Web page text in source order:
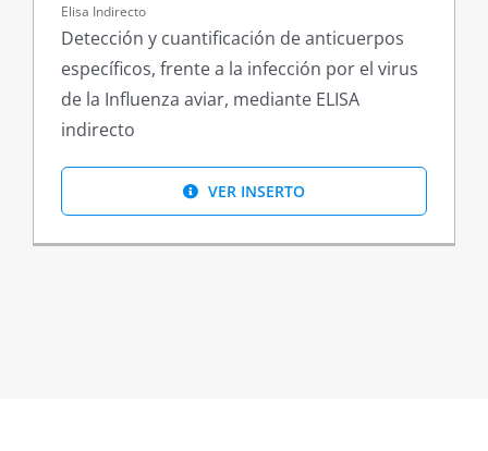
Elisa Indirecto
Detección y cuantificación de anticuerpos
específicos, frente a la infección por el virus
de la Influenza aviar, mediante ELISA
indirecto
VER INSERTO